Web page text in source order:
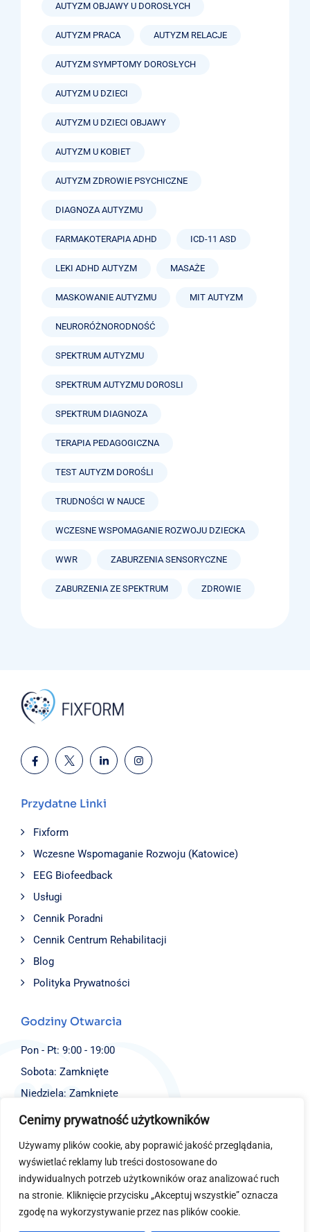
Cenimy prywatność użytkowników
Używamy plików cookie, aby poprawić jakość przeglądania,
wyświetlać reklamy lub treści dostosowane do
indywidualnych potrzeb użytkowników oraz analizować ruch
na stronie. Kliknięcie przycisku „Akceptuj wszystkie” oznacza
zgodę na wykorzystywanie przez nas plików cookie.
AUTYZM OBJAWY U DOROSŁYCH
AUTYZM PRACA AUTYZM RELACJE
AUTYZM SYMPTOMY DOROSŁYCH
AUTYZM U DZIECI
AUTYZM U DZIECI OBJAWY
AUTYZM U KOBIET
AUTYZM ZDROWIE PSYCHICZNE
DIAGNOZA AUTYZMU
FARMAKOTERAPIA ADHD ICD-11 ASD
LEKI ADHD AUTYZM MASAŻE
MASKOWANIE AUTYZMU MIT AUTYZM
NEURORÓŻNORODNOŚĆ
SPEKTRUM AUTYZMU
SPEKTRUM AUTYZMU DOROSLI
SPEKTRUM DIAGNOZA
TERAPIA PEDAGOGICZNA
TEST AUTYZM DOROŚLI
TRUDNOŚCI W NAUCE
WCZESNE WSPOMAGANIE ROZWOJU DZIECKA
WWR ZABURZENIA SENSORYCZNE
ZABURZENIA ZE SPEKTRUM ZDROWIE
Przydatne Linki
Fixform
Wczesne Wspomaganie Rozwoju (Katowice)
EEG Biofeedback
Usługi
Cennik Poradni
Cennik Centrum Rehabilitacji
Blog
Polityka Prywatności
Godziny Otwarcia
Pon - Pt: 9:00 - 19:00
Sobota: Zamknięte
Niedziela: Zamknięte
Dane Kontaktowe
Fundacja EJBISI
ul. Św. Stanisława 4,
40-014 Katowice
(+48) 577 726 100